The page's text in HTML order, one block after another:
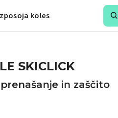
koles
SKICLICK
in zaščito